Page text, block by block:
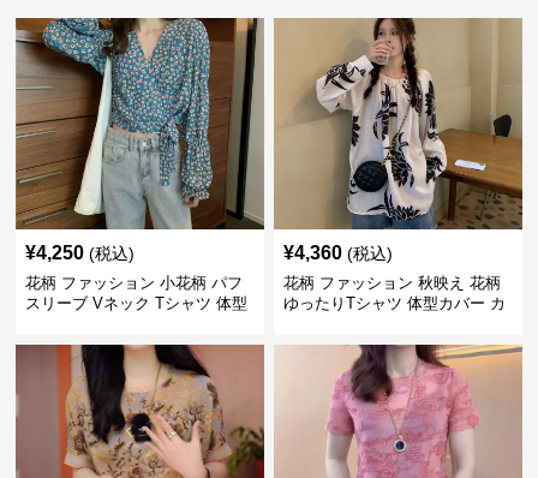
¥4,250 (税込)
花柄 ファッション 小花柄 パフ
スリーブ Vネック Tシャツ 体型
¥4,360 (税込)
花柄 ファッション 秋映え 花柄
ゆったりTシャツ 体型カバー カ